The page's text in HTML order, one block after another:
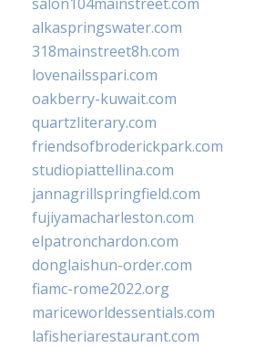
alkaspringswater.com
318mainstreet8h.com
lovenailsspari.com
oakberry-kuwait.com
quartzliterary.com
friendsofbroderickpark.com
studiopiattellina.com
jannagrillspringfield.com
fujiyamacharleston.com
elpatronchardon.com
donglaishun-order.com
fiamc-rome2022.org
mariceworldessentials.com
lafisheriarestaurant.com